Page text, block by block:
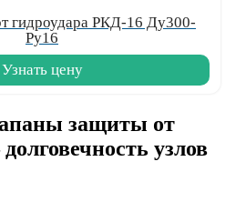
гидроудара РКД-16 Ду300-
Ру16
Узнать цену
защиты от
узлов